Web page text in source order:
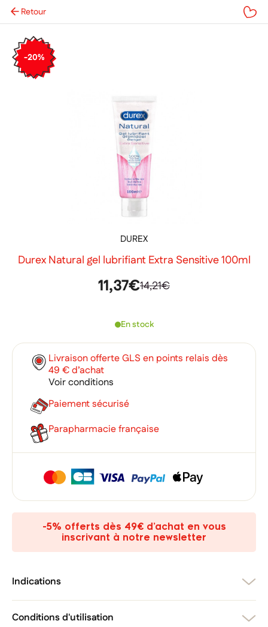
Retour
DUREX
Durex Natural gel lubrifiant Extra Sensitive 100ml
11,37€14,21€
En stock
Livraison offerte GLS en points relais dès
49 € d’achat
Voir conditions
Paiement sécurisé
Parapharmacie française
-5% offerts dès 49€ d’achat en vous
inscrivant à notre newsletter
-20%
Indications
Conditions d'utilisation
×
Créer une nouvelle liste
Créer une liste d'envies
Nom de la liste d'envies
Connexion
Vous devez être connecté pour ajouter des produits à votre
liste d'envies.